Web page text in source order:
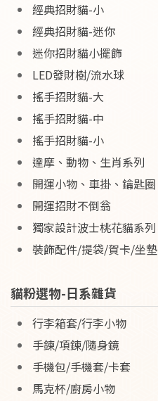
經典招財貓-小
經典招財貓-迷你
迷你招財貓小擺飾
LED發財樹/流水球
搖手招財貓-大
搖手招財貓-中
搖手招財貓-小
達摩、動物、生肖系列
開運小物、車掛、鑰匙圈
開運招財不倒翁
獨家設計波士桃花貓系列
裝飾配件/提袋/賀卡/坐墊
貓粉選物-日系雜貨
行李箱套/行李小物
手鍊/項鍊/隨身鏡
手機包/手機套/卡套
馬克杯/廚房小物